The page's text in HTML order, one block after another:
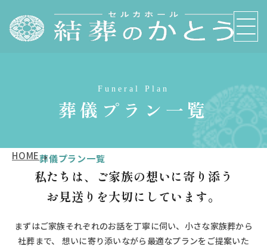
Funeral Plan
葬儀プラン一覧
HOME葬儀プラン一覧
私たちは、ご家族の想いに寄り添う
お見送りを大切にしています。
まずはご家族それぞれのお話を丁寧に伺い、小さな家族葬から
社葬まで、
想いに寄り添いながら最適なプランをご提案いた